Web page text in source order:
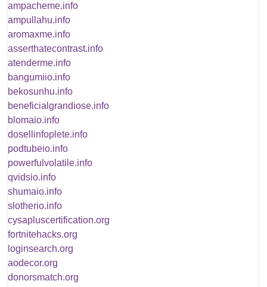
ampacheme.info
ampullahu.info
aromaxme.info
asserthatecontrast.info
atenderme.info
bangumiio.info
bekosunhu.info
beneficialgrandiose.info
blomaio.info
dosellinfoplete.info
podtubeio.info
powerfulvolatile.info
qvidsio.info
shumaio.info
slotherio.info
cysapluscertification.org
fortnitehacks.org
loginsearch.org
aodecor.org
donorsmatch.org